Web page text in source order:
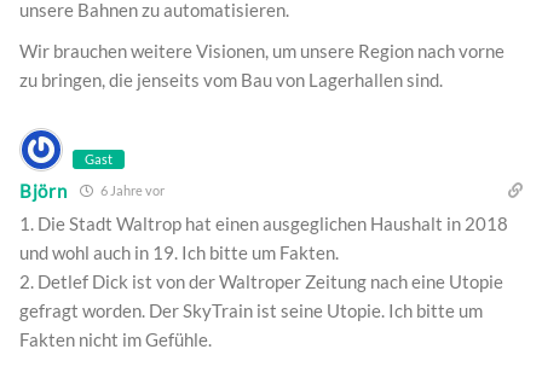
unsere Bahnen zu automatisieren.
Wir brauchen weitere Visionen, um unsere Region nach vorne
zu bringen, die jenseits vom Bau von Lagerhallen sind.
Gast
Björn 6 Jahre vor
1. Die Stadt Waltrop hat einen ausgeglichen Haushalt in 2018
und wohl auch in 19. Ich bitte um Fakten.
2. Detlef Dick ist von der Waltroper Zeitung nach eine Utopie
gefragt worden. Der SkyTrain ist seine Utopie. Ich bitte um
Fakten nicht im Gefühle.